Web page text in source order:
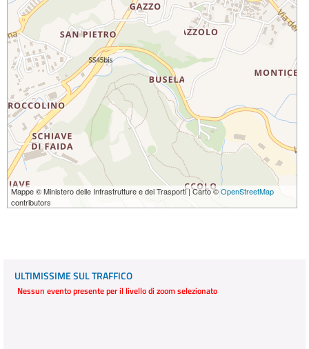
Mappe © Ministero delle Infrastrutture e dei Trasporti | Carto ©OpenStreetMap
contributors
ULTIMISSIME SUL TRAFFICO
Nessun evento presente per il livello di zoom selezionato